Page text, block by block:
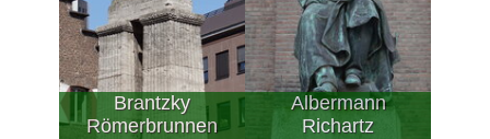
Brantzky
Römerbrunnen
Albermann
Richartz